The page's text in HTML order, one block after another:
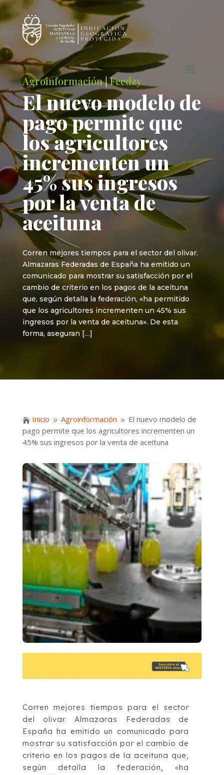
Agroinformación|Feedzy
El nuevo modelo de
pago permite que
los agricultores
incrementen un
45% sus ingresos
por la venta de
aceituna
Corren mejores tiempos para el sector del olivar.
Almazaras Federadas de España ha emitido un
comunicado para mostrar su satisfacción por el
cambio de criterio en los pagos de la aceituna
que, según detalla la federación, «ha permitido
que los agricultores incrementen un 45% sus
ingresos por la venta de aceituna». De esta
forma, aseguran […]
 Inicio 9 Agroinformación 9 El nuevo modelo de
pago permite que los agricultores incrementen un
45% sus ingresos por la venta de aceituna
Corren mejores tiempos para el sector
del olivar. Almazaras Federadas de
España ha emitido un comunicado para
mostrar su satisfacción por el cambio de
criterio en los pagos de la aceituna que,
según detalla la federación, «ha